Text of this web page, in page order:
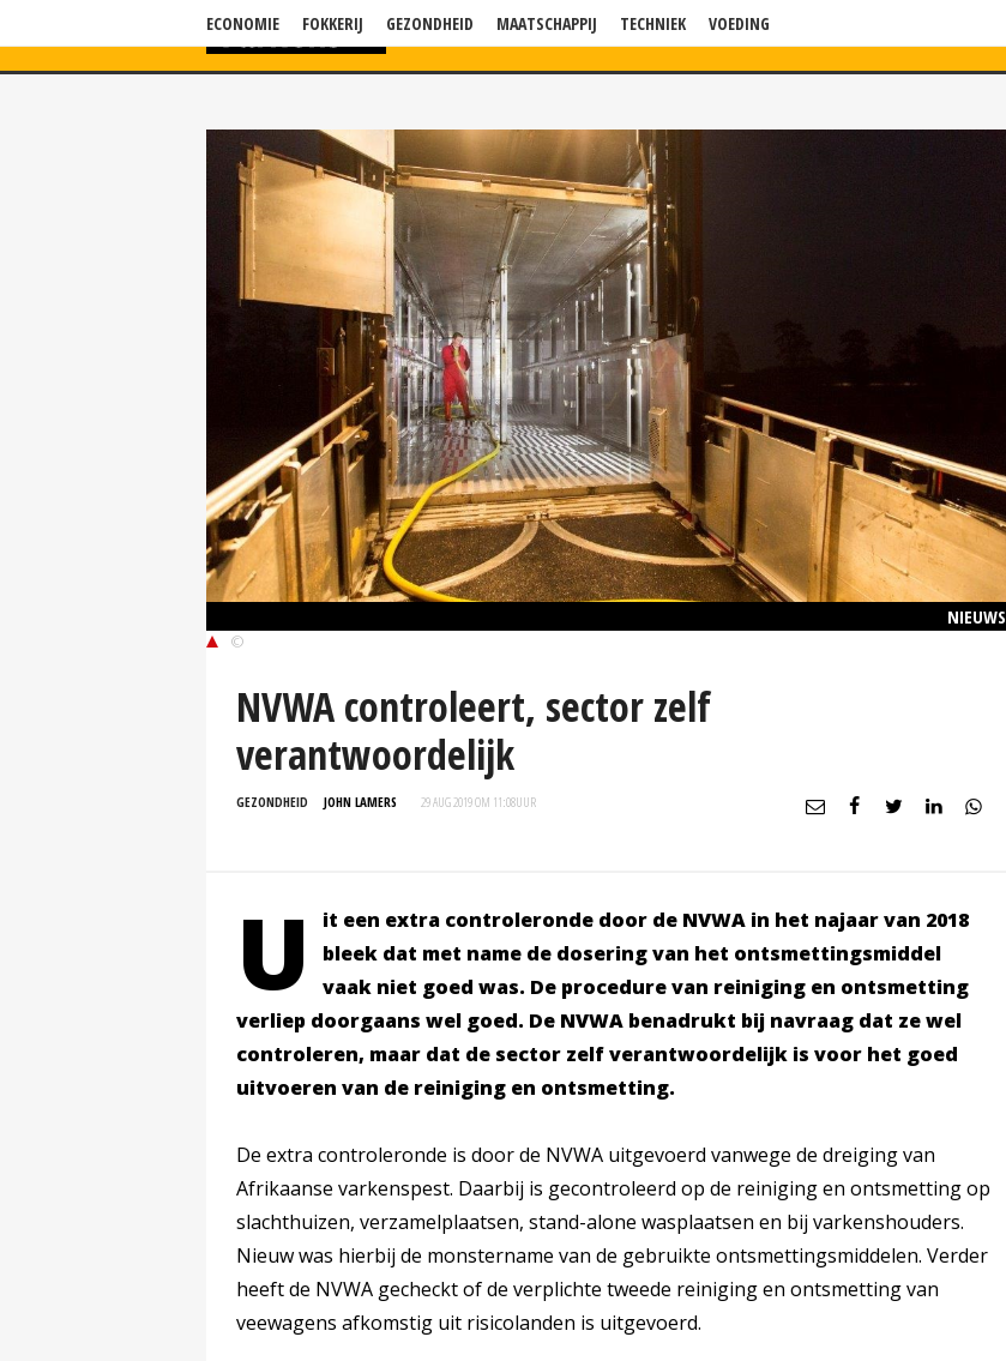
ECONOMIE FOKKERIJ GEZONDHEID MAATSCHAPPIJ TECHNIEK VOEDING
HOME NIEUWS VERDIEPING BLOG
NIEUWS
©
NVWA controleert, sector zelf
verantwoordelijk
GEZONDHEID JOHN LAMERS 29 AUG 2019 OM 11:08UUR
U
it een extra controleronde door de NVWA in het najaar van 2018
bleek dat met name de dosering van het ontsmettingsmiddel
vaak niet goed was. De procedure van reiniging en ontsmetting
verliep doorgaans wel goed. De NVWA benadrukt bij navraag dat ze wel
controleren, maar dat de sector zelf verantwoordelijk is voor het goed
uitvoeren van de reiniging en ontsmetting.
De extra controleronde is door de NVWA uitgevoerd vanwege de dreiging van
Afrikaanse varkenspest. Daarbij is gecontroleerd op de reiniging en ontsmetting op
slachthuizen, verzamelplaatsen, stand-alone wasplaatsen en bij varkenshouders.
Nieuw was hierbij de monstername van de gebruikte ontsmettingsmiddelen. Verder
heeft de NVWA gecheckt of de verplichte tweede reiniging en ontsmetting van
veewagens afkomstig uit risicolanden is uitgevoerd.